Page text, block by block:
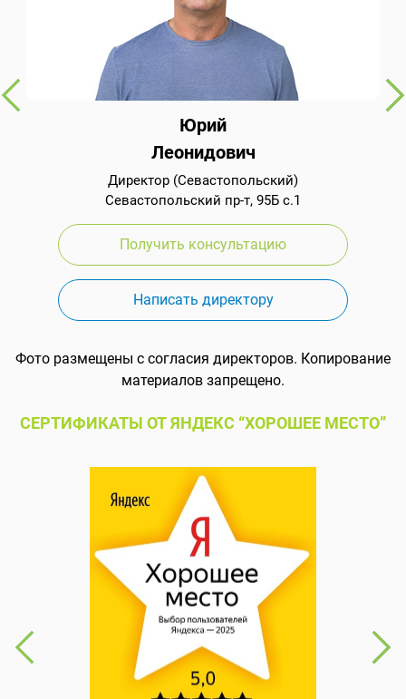
Юрий
Леонидович
Директор (Севастопольский)
Севастопольский пр-т, 95Б с.1
Получить консультацию
Написать директору
Фото размещены с согласия директоров. Копирование
материалов запрещено.
СЕРТИФИКАТЫ ОТ ЯНДЕКС “ХОРОШЕЕ МЕСТО”